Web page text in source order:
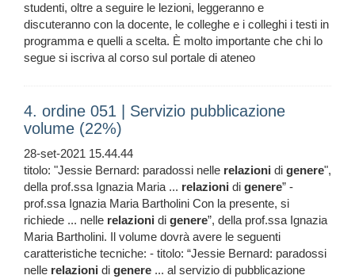
studenti, oltre a seguire le lezioni, leggeranno e
discuteranno con la docente, le colleghe e i colleghi i testi in
programma e quelli a scelta. È molto importante che chi lo
segue si iscriva al corso sul portale di ateneo
4. ordine 051 | Servizio pubblicazione
volume (22%)
28-set-2021 15.44.44
titolo: "Jessie Bernard: paradossi nelle relazioni di genere",
della prof.ssa Ignazia Maria ... relazioni di genere” -
prof.ssa Ignazia Maria Bartholini Con la presente, si
richiede ... nelle relazioni di genere”, della prof.ssa Ignazia
Maria Bartholini. Il volume dovrà avere le seguenti
caratteristiche tecniche: - titolo: “Jessie Bernard: paradossi
nelle relazioni di genere ... al servizio di pubblicazione